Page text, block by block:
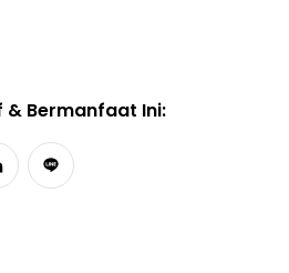
& Bermanfaat Ini: